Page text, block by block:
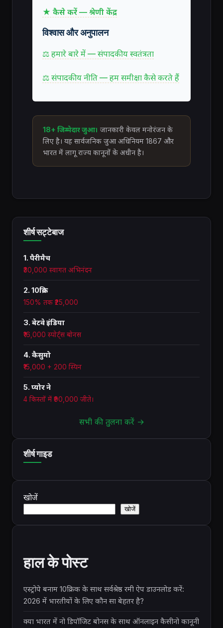
★ कैसे करें — श्रेणी केंद्र
विश्वास और अनुपालन
⚖ हमारे बारे में — संपादकीय स्वतंत्रता
⚖ संपादकीय नीति — हम समीक्षा कैसे करते हैं
18+ जिम्मेदार जुआ। जानकारी केवल मनोरंजन के
लिए है। यह सार्वजनिक जुआ अधिनियम 1867 और
भारत में लागू राज्य कानूनों के अधीन है।
शीर्ष सट्टेबाज
1. पैरीमैच
₹30,000 स्वागत अभिनंदन
2. 10क्रिक
150% तक ₹25,000
3. बेटवे इंडिया
₹16,000 स्पोर्ट्स बोनस
4. कैसुमो
₹15,000 + 200 स्पिन
5. प्योर ने
4 किस्तों में ₹90,000 जीते।
सभी की तुलना करें →
शीर्ष गाइड
खोजें
खोजें
हाल के पोस्ट
एस्ट्रोपे बनाम 10क्रिक के साथ सर्वश्रेष्ठ रमी ऐप डाउनलोड करें:
2026 में भारतीयों के लिए कौन सा बेहतर है?
क्या भारत में नो डिपॉजिट बोनस के साथ ऑनलाइन कैसीनो कानूनी